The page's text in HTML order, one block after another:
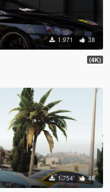
1.971 38
(4K)
1.754 48